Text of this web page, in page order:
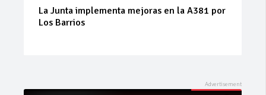
La Junta implementa mejoras en la A381 por
Los Barrios